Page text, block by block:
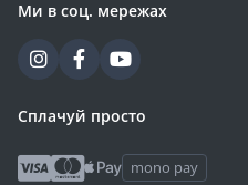
Ми в соц. мережах
Сплачуй просто
mono pay